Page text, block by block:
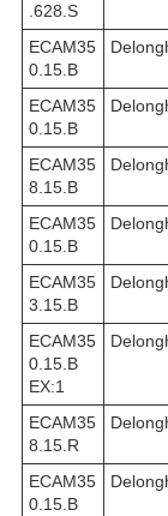
.628.S
ECAM35
0.15.B
ECAM35
0.15.B
ECAM35
8.15.B
ECAM35
0.15.B
ECAM35
3.15.B
ECAM35
0.15.B
EX:1
ECAM35
8.15.R
ECAM35
0.15.B